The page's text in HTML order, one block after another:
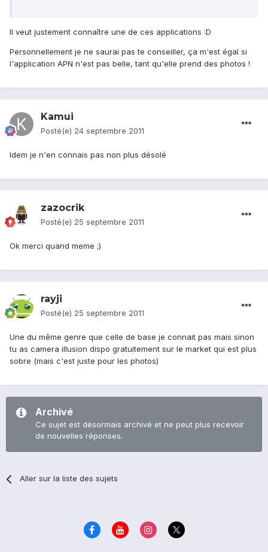
Il veut justement connaître une de ces applications :D
Personnellement je ne saurai pas te conseiller, ça m'est égal si
l'application APN n'est pas belle, tant qu'elle prend des photos !
Kamui
Posté(e) 24 septembre 2011
Idem je n'en connais pas non plus désolé
zazocrik
Posté(e) 25 septembre 2011
Ok merci quand meme ;)
rayji
Posté(e) 25 septembre 2011
Une du même genre que celle de base je connait pas mais sinon
tu as camera illusion dispo gratuitement sur le market qui est plus
sobre (mais c'est juste pour les photos)
Archivé
Ce sujet est désormais archivé et ne peut plus recevoir
de nouvelles réponses.
Aller sur la liste des sujets